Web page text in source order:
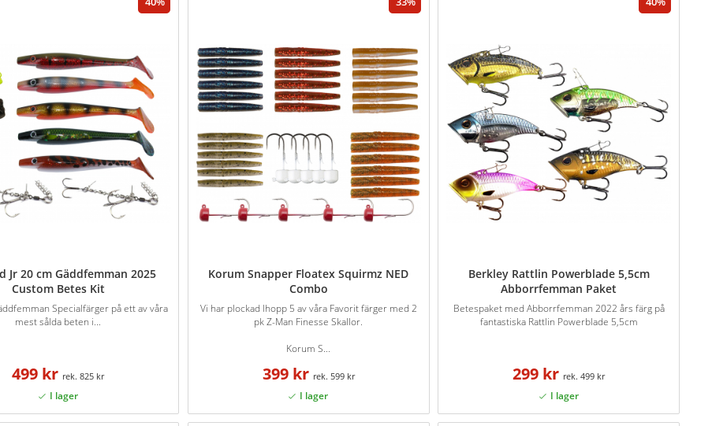
Jr 20 cm Gäddfemman 2025
Custom Betes Kit
Specialfärger på ett av våra
mest sålda beten i...
499 kr 825 kr
Korum Snapper Floatex Squirmz NED
Combo
Vi har plockad Ihopp 5 av våra Favorit färger med 2
pk Z-Man Finesse Skallor.
Korum S...
399 kr 599 kr
Berkley Rattlin Powerblade 5,5cm
Abborrfemman Paket
Betespaket med Abborrfemman 2022 års färg på
fantastiska Rattlin Powerblade 5,5cm
299 kr 499 kr